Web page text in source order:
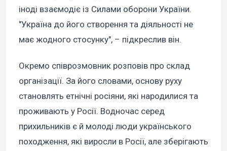
іноді взаємодіє із Силами оборони України.
"Україна до його створення та діяльності не
має жодного стосунку", – підкреслив він.
Окремо співрозмовник розповів про склад
організації. За його словами, основу руху
становлять етнічні росіяни, які народилися та
проживають у Росії. Водночас серед
прихильників є й молоді люди українського
походження, які виросли в Росії, але зберігають